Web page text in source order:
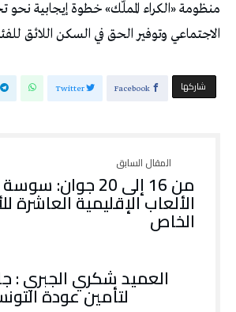
منظومة «الكراء المملّك» خطوة إيجابية نحو
الاجتماعي وتوفير الحق في السكن اللائق
‫‫ شاركها‬ Facebook
Twitter
من 16 إلى 20
الألعاب الإقليمية العاشرة
الخاص
العميد شكري الجبري :
لتأمين عودة